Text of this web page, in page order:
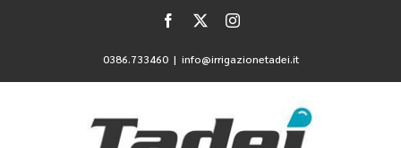
Facebook Instagram
0386.733460 | info@irrigazionetadei.it